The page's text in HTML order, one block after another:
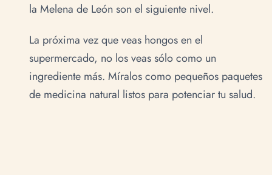
la Melena de León son el siguiente nivel.
La próxima vez que veas hongos en el
supermercado, no los veas sólo como un
ingrediente más. Míralos como pequeños paquetes
de medicina natural listos para potenciar tu salud.